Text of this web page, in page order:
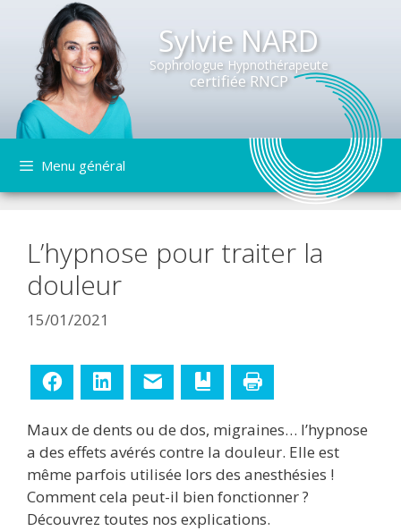
Sylvie NARD
Sophrologue Hypnothérapeute
certifiée RNCP
contenu
Menu général
L’hypnose pour traiter la
douleur
15/01/2021
Facebook LinkedIn Ajouter aux favoris
Maux de dents ou de dos, migraines… l’hypnose
a des effets avérés contre la douleur. Elle est
même parfois utilisée lors des anesthésies !
Comment cela peut-il bien fonctionner ?
Découvrez toutes nos explications.